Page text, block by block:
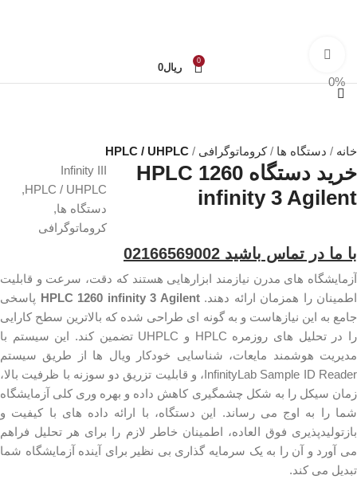
0
ریال0
0%
خانه دستگاه ها کروماتوگرافی HPLC / UHPLC
خرید دستگاه HPLC 1260
infinity 3 Agilent
Infinity III
HPLC / UHPLC
,
دستگاه ها,
کروماتوگرافی
با ما در تماس باشید 02166569002
آزمایشگاه های مدرن نیازمند ابزارهایی هستند که دقت، سرعت و قابلیت
اطمینان را همزمان ارائه دهند.HPLC 1260 infinity 3 Agilent پاسخی
جامع به این نیازهاست و به گونه ای طراحی شده که بالاترین سطح کارایی
را در تحلیل های روزمره HPLC و UHPLC تضمین کند. این سیستم با
مدیریت هوشمند مایعات، شناسایی خودکار ویال ها از طریق سیستم
InfinityLab Sample ID Reader، و قابلیت تزریق دو سوزنه با ظرفیت بالا،
زمان سیکل را به شکل چشمگیری کاهش داده و بهره وری کلی آزمایشگاه
شما را به اوج می رساند. این دستگاه، با ارائه داده های با کیفیت و
بازتولیدپذیری فوق العاده، اطمینان خاطر لازم را برای هر تحلیل فراهم
می آورد و آن را به یک سرمایه گذاری بی نظیر برای آینده آزمایشگاه شما
تبدیل می کند.